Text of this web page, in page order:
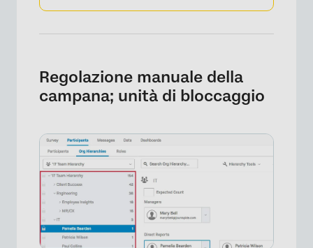
Regolazione manuale della
campana; unità di bloccaggio